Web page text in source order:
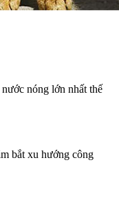
nóng lớn nhất thế
bắt xu hướng công